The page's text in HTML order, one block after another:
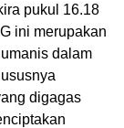
pukul 16.18
ini merupakan
dalam
digagas